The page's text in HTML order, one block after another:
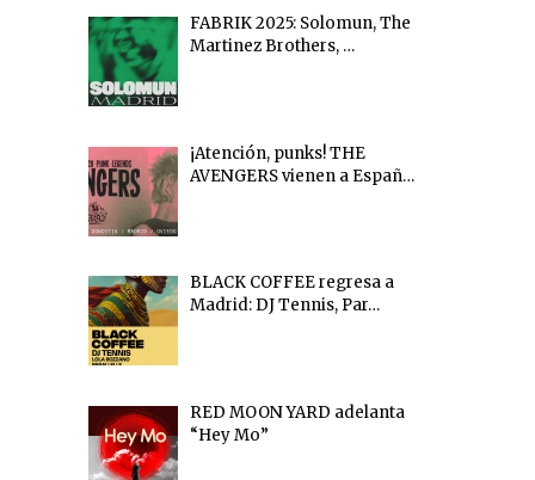
FABRIK 2025: Solomun, The
Martinez Brothers, …
¡Atención, punks! THE
AVENGERS vienen a Españ…
BLACK COFFEE regresa a
Madrid: DJ Tennis, Par…
RED MOON YARD adelanta
“Hey Mo”